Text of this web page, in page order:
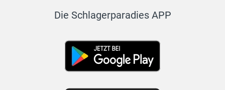
Die Schlagerparadies APP